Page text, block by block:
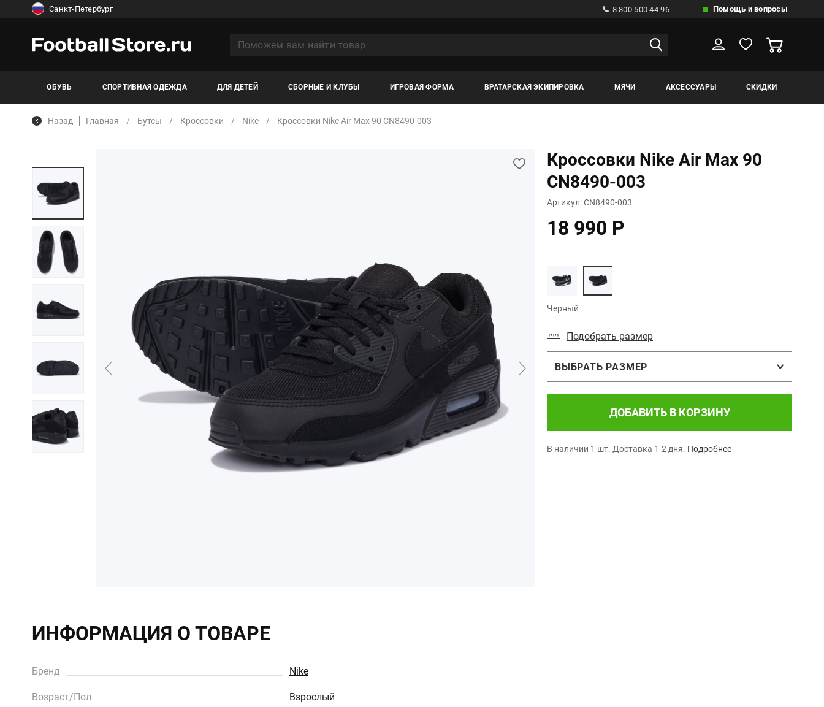
Санкт-Петербург 8 800 500 44 96 Помощь и вопросы
ОБУВЬ СПОРТИВНАЯ ОДЕЖДА ДЛЯ ДЕТЕЙ СБОРНЫЕ И КЛУБЫ ИГРОВАЯ ФОРМА ВРАТАРСКАЯ ЭКИПИРОВКА МЯЧИ АКСЕССУАРЫ СКИДКИ
Назад Главная Бутсы Кроссовки Nike Кроссовки Nike Air Max 90 CN8490-003
Кроссовки Nike Air Max 90
CN8490-003
Артикул: CN8490-003
18 990 Р
Черный
Подобрать размер
ВЫБРАТЬ РАЗМЕР
ДОБАВИТЬ В КОРЗИНУ
В наличии 1 шт. Доставка 1-2 дня. Подробнее
ИНФОРМАЦИЯ О ТОВАРЕ
Бренд Nike
Возраст/Пол Взрослый